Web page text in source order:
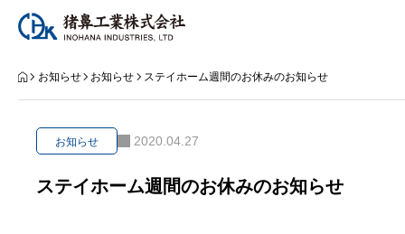
お知らせ
お知らせ お知らせ ステイホーム週間のお休みのお知らせ
お知らせ 2020.04.27
ステイホーム週間のお休みのお知らせ